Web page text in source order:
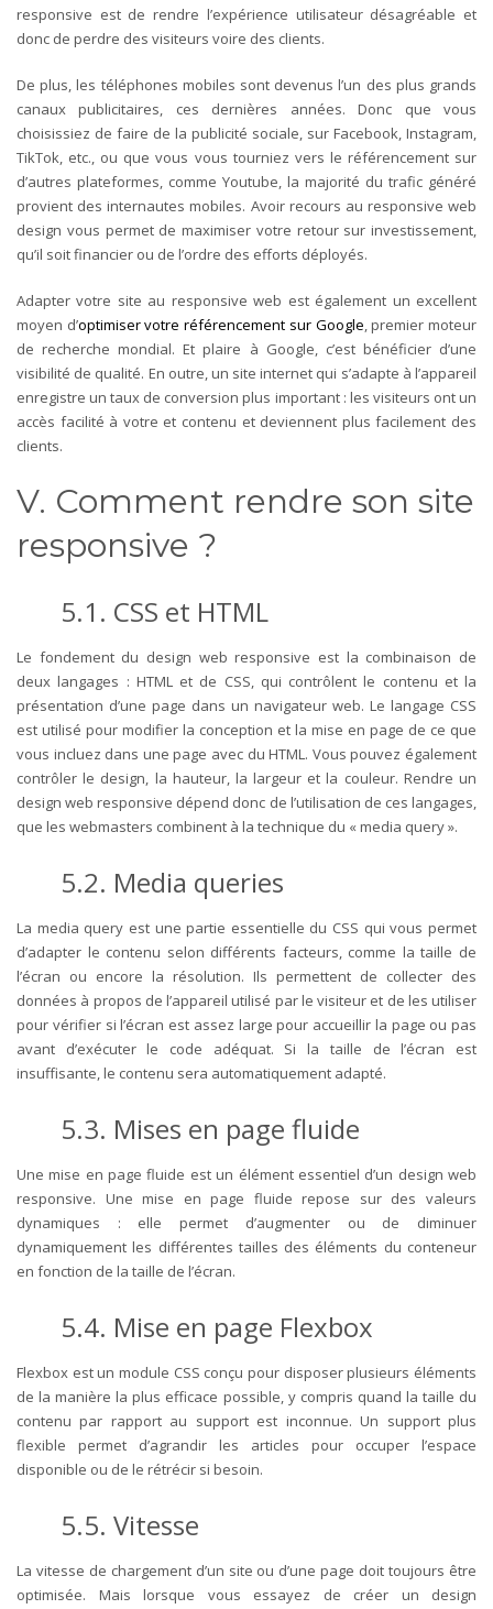
responsive est de rendre l’expérience utilisateur désagréable et
donc de perdre des visiteurs voire des clients.
De plus, les téléphones mobiles sont devenus l’un des plus grands
canaux publicitaires, ces dernières années. Donc que vous
choisissiez de faire de la publicité sociale, sur Facebook, Instagram,
TikTok, etc., ou que vous vous tourniez vers le référencement sur
d’autres plateformes, comme Youtube, la majorité du trafic généré
provient des internautes mobiles. Avoir recours au responsive web
design vous permet de maximiser votre retour sur investissement,
qu’il soit financier ou de l’ordre des efforts déployés.
Adapter votre site au responsive web est également un excellent
moyen d’optimiser votre référencement sur Google, premier moteur
de recherche mondial. Et plaire à Google, c’est bénéficier d’une
visibilité de qualité. En outre, un site internet qui s’adapte à l’appareil
enregistre un taux de conversion plus important : les visiteurs ont un
accès facilité à votre et contenu et deviennent plus facilement des
clients.
V. Comment rendre son site
responsive ?
5.1. CSS et HTML
Le fondement du design web responsive est la combinaison de
deux langages : HTML et de CSS, qui contrôlent le contenu et la
présentation d’une page dans un navigateur web. Le langage CSS
est utilisé pour modifier la conception et la mise en page de ce que
vous incluez dans une page avec du HTML. Vous pouvez également
contrôler le design, la hauteur, la largeur et la couleur. Rendre un
design web responsive dépend donc de l’utilisation de ces langages,
que les webmasters combinent à la technique du « media query ».
5.2. Media queries
La media query est une partie essentielle du CSS qui vous permet
d’adapter le contenu selon différents facteurs, comme la taille de
l’écran ou encore la résolution. Ils permettent de collecter des
données à propos de l’appareil utilisé par le visiteur et de les utiliser
pour vérifier si l’écran est assez large pour accueillir la page ou pas
avant d’exécuter le code adéquat. Si la taille de l’écran est
insuffisante, le contenu sera automatiquement adapté.
5.3. Mises en page fluide
Une mise en page fluide est un élément essentiel d’un design web
responsive. Une mise en page fluide repose sur des valeurs
dynamiques : elle permet d’augmenter ou de diminuer
dynamiquement les différentes tailles des éléments du conteneur
en fonction de la taille de l’écran.
5.4. Mise en page Flexbox
Flexbox est un module CSS conçu pour disposer plusieurs éléments
de la manière la plus efficace possible, y compris quand la taille du
contenu par rapport au support est inconnue. Un support plus
flexible permet d’agrandir les articles pour occuper l’espace
disponible ou de le rétrécir si besoin.
5.5. Vitesse
La vitesse de chargement d’un site ou d’une page doit toujours être
optimisée. Mais lorsque vous essayez de créer un design